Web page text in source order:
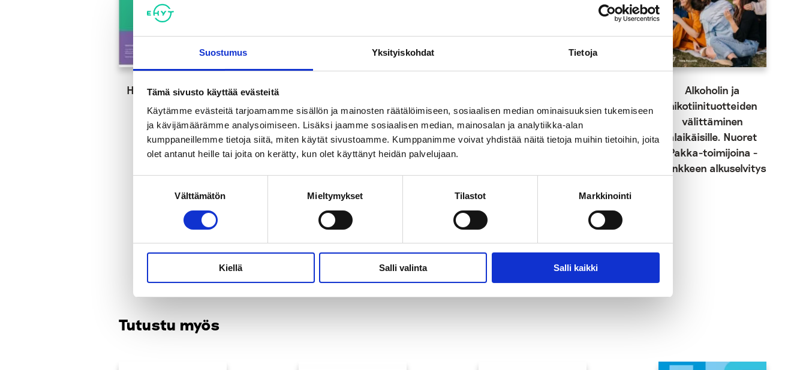
Suostumus Yksityiskohdat Tietoja
Tämä sivusto käyttää evästeitä
Käytämme evästeitä tarjoamamme sisällön ja mainosten räätälöimiseen, sosiaalisen median ominaisuuksien tukemiseen
ja kävijämäärämme analysoimiseen. Lisäksi jaamme sosiaalisen median, mainosalan ja analytiikka-alan
kumppaneillemme tietoja siitä, miten käytät sivustoamme. Kumppanimme voivat yhdistää näitä tietoja muihin tietoihin, joita
olet antanut heille tai joita on kerätty, kun olet käyttänyt heidän palvelujaan.
Välttämätön Mieltymykset Tilastot Markkinointi
Kiellä Salli valinta Salli kaikki
Hakematta paras -
julisteet
somekuvat
kävelyn vetäjälle
Alkoholin ja
nikotiinituotteiden
välittäminen
alaikäisille. Nuoret
Pakka-toimijoina -
hankkeen alkuselvitys
Tutustu myös